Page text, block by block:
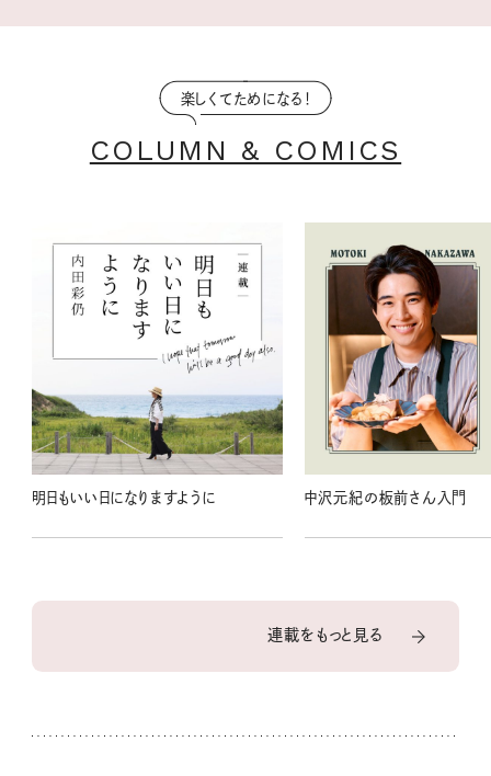
楽しくてためになる！
COLUMN & COMICS
明日もいい日になりますように 中沢元紀の板前さん入門
連載をもっと見る